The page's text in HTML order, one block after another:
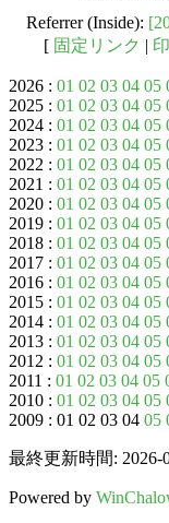
Referrer (Inside):
[ 固定リンク |
2026 : 01 02 03 04 05
2025 : 01 02 03 04 05
2024 : 01 02 03 04 05
2023 : 01 02 03 04 05
2022 : 01 02 03 04 05
2021 : 01 02 03 04 05
2020 : 01 02 03 04 05
2019 : 01 02 03 04 05
2018 : 01 02 03 04 05
2017 : 01 02 03 04 05
2016 : 01 02 03 04 05
2015 : 01 02 03 04 05
2014 : 01 02 03 04 05
2013 : 01 02 03 04 05
2012 : 01 02 03 04 05
2011 : 01 02 03 04 05
2010 : 01 02 03 04 05
2009 : 01 02 03 04 05
最終更新時間: 2026-
Powered by